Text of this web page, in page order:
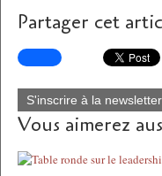
Partager cet
S'inscrire à la newsletter
Vous aimerez